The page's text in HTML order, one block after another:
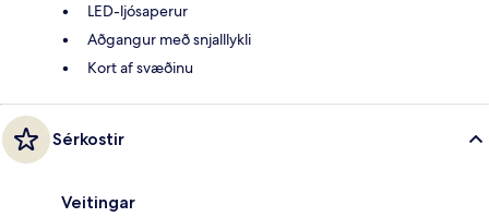
LED-ljósaperur
Aðgangur með snjalllykli
Kort af svæðinu
Sérkostir
Veitingar